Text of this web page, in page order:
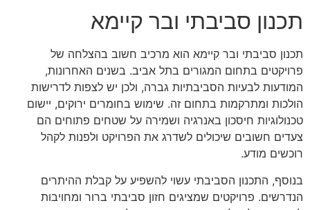
תכנון סביבתי ובר קיימא
תכנון סביבתי ובר קיימא הוא מרכיב חשוב בהצלחה של
פרויקטים בתחום המגורים בתל אביב. בשנים האחרונות,
המודעות לבעיות הסביבתיות גברה, ולכן יש לצפות לדרישות
הולכות ומתרקמות בתחום זה. שימוש בחומרים ירוקים, יישום
טכנולוגיות חיסכון באנרגיה ושמירה על שטחים פתוחים הם
צעדים חשובים שיכולים לשדרג את הפרויקט ולפנות לקהל
רוכשים מודע.
בנוסף, התכנון הסביבתי עשוי להשפיע על קבלת ההיתרים
הנדרשים. פרויקטים שמציגים חזון סביבתי ברור ומחויבות